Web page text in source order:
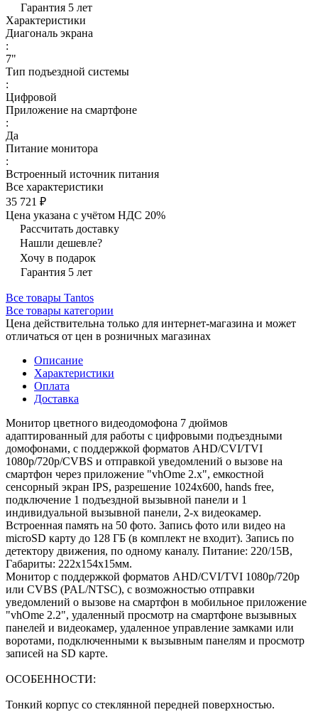
Гарантия 5 лет
Характеристики
Диагональ экрана
:
7"
Тип подъездной системы
:
Цифровой
Приложение на смартфоне
:
Да
Питание монитора
:
Встроенный источник питания
Все характеристики
35 721 ₽
Цена указана с учётом НДС 20%
Рассчитать доставку
Нашли дешевле?
Хочу в подарок
Гарантия 5 лет
Все товары Tantos
Все товары категории
Цена действительна только для интернет-магазина и может
отличаться от цен в розничных магазинах
Описание
Характеристики
Оплата
Доставка
Монитор цветного видеодомофона 7 дюймов
адаптированный для работы с цифровыми подъездными
домофонами, с поддержкой форматов AHD/CVI/TVI
1080р/720p/CVBS и отправкой уведомлений о вызове на
смартфон через приложение "vhOme 2.x", емкостной
сенсорный экран IPS, разрешение 1024х600, hands free,
подключение 1 подъездной вызывной панели и 1
индивидуальной вызывной панели, 2-х видеокамер.
Встроенная память на 50 фото. Запись фото или видео на
microSD карту до 128 ГБ (в комплект не входит). Запись по
детектору движения, по одному каналу. Питание: 220/15В,
Габариты: 222х154х15мм.
Монитор с поддержкой форматов AHD/CVI/TVI 1080р/720p
или CVBS (PAL/NTSC), с возможностью отправки
уведомлений о вызове на смартфон в мобильное приложение
"vhOme 2.2", удаленный просмотр на смартфоне вызывных
панелей и видеокамер, удаленное управление замками или
воротами, подключенными к вызывным панелям и просмотр
записей на SD карте.
ОСОБЕННОСТИ:
Тонкий корпус со стеклянной передней поверхностью.